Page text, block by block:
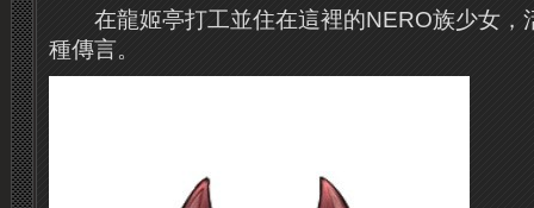
在龍姬亭打工並住在這裡的NERO族少女，
種傳言。